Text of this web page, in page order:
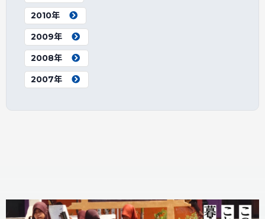
2010年
2009年
2008年
2007年